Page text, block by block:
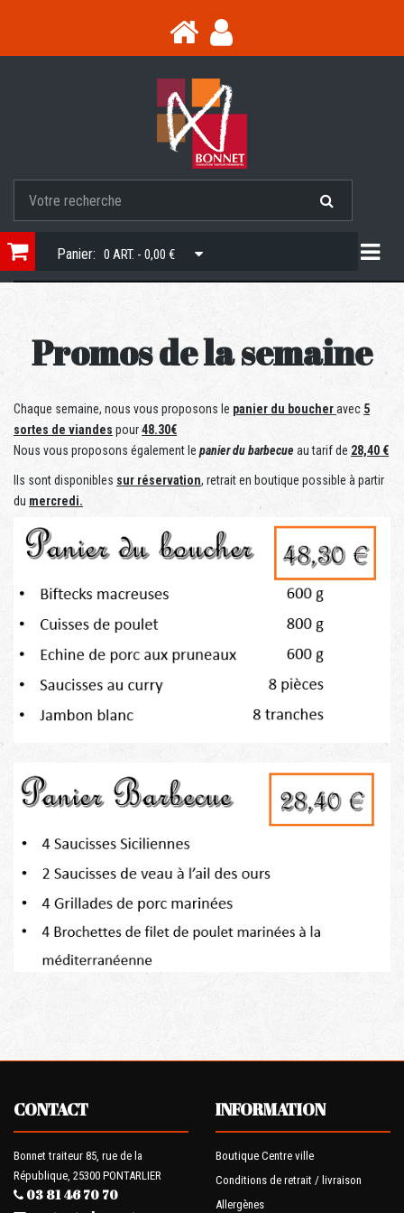
Panier: 0 ART. - 0,00 €
Promos de la semaine
Chaque semaine, nous vous proposons le panier du boucheravec 5
sortes de viandes pour48.30€
Nous vous proposons également le panier du barbecue au tarif de 28,40 €
Ils sont disponibles sur réservation, retrait en boutique possible à partir
du mercredi.
CONTACT
Bonnet traiteur 85, rue de la
République, 25300 PONTARLIER
03 81 46 70 70
INFORMATION
Boutique Centre ville
Conditions de retrait / livraison
Allergènes